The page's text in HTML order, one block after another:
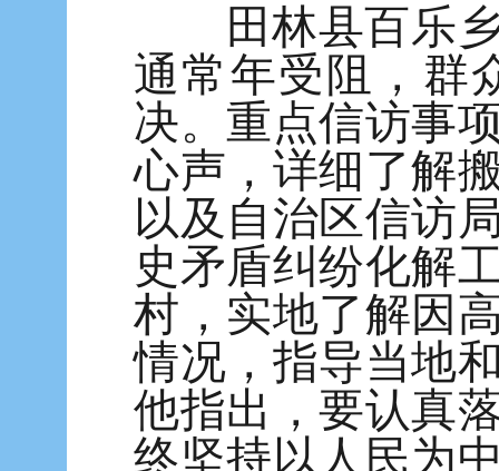
田林县百乐乡
通常年受阻，群
决。重点信访事
心声，详细了解
以及自治区信访
史矛盾纠纷化解
村，实地了解因
情况，指导当地
他指出，要认真
终坚持以人民为